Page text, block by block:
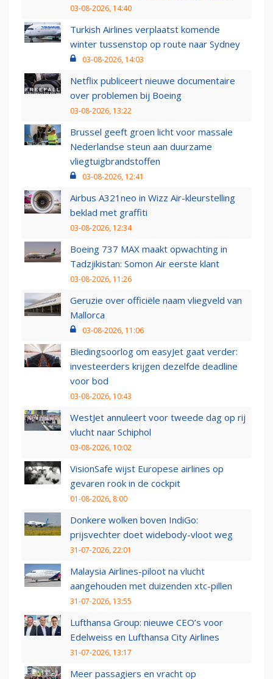
03-08-2026, 14:40
Turkish Airlines verplaatst komende
winter tussenstop op route naar Sydney
03-08-2026, 14:03
Netflix publiceert nieuwe documentaire
over problemen bij Boeing
03-08-2026, 13:22
Brussel geeft groen licht voor massale
Nederlandse steun aan duurzame
vliegtuigbrandstoffen
03-08-2026, 12:41
Airbus A321neo in Wizz Air-kleurstelling
beklad met graffiti
03-08-2026, 12:34
Boeing 737 MAX maakt opwachting in
Tadzjikistan: Somon Air eerste klant
03-08-2026, 11:26
Geruzie over officiële naam vliegveld van
Mallorca
03-08-2026, 11:06
Biedingsoorlog om easyJet gaat verder:
investeerders krijgen dezelfde deadline
voor bod
03-08-2026, 10:43
WestJet annuleert voor tweede dag op rij
vlucht naar Schiphol
03-08-2026, 10:02
VisionSafe wijst Europese airlines op
gevaren rook in de cockpit
01-08-2026, 8:00
Donkere wolken boven IndiGo:
prijsvechter doet widebody-vloot weg
31-07-2026, 22:01
Malaysia Airlines-piloot na vlucht
aangehouden met duizenden xtc-pillen
31-07-2026, 13:55
Lufthansa Group: nieuwe CEO’s voor
Edelweiss en Lufthansa City Airlines
31-07-2026, 13:17
Meer passagiers en vracht op